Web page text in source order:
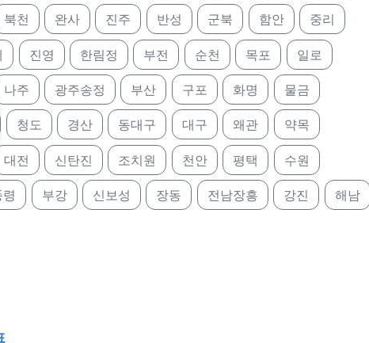
북천 완사 진주 반성 군북 함안 중리
진영 한림정 부전 순천 목포 일로
나주 광주송정 부산 구포 화명 물금
청도 경산 동대구 대구 왜관 약목
대전 신탄진 조치원 천안 평택 수원
부강 신보성 장동 전남장흥 강진 해남